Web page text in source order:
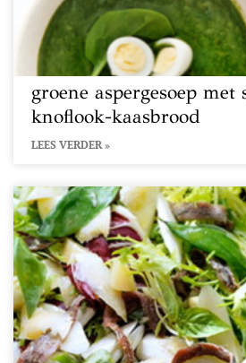
groene aspergesoep met
knoflook-kaasbrood
LEES VERDER »